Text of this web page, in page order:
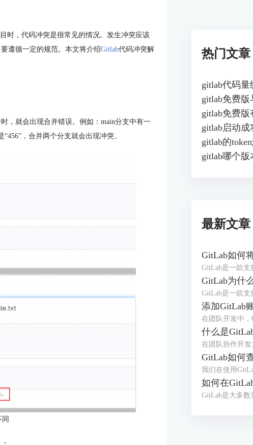
时，代码冲突是很常见的情况。发生冲突应该
遵循一定的规范。本文将介绍Gitlab代码冲突解
，就会出现合并错误。例如：main分支中有一
，合并两个分支就会出现冲突。
同
热门文章
最新文章